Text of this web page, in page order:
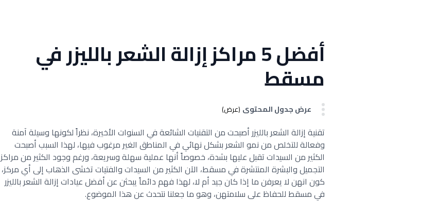
أفضل 5 مراكز إزالة الشعر بالليزر في
مسقط
عرض جدول المحتوى (عرض)
تقنية إزالة الشعر بالليزر أصبحت من التقنيات الشائعة في السنوات الأخيرة، نظراً لكونها وسيلة آمنة
وفعالة للتخلص من نمو الشعر بشكل نهائي في المناطق الغير مرغوب فيها، لهذا السبب أصبحت
الكثير من السيدات تقبل عليها بشدة، خصوصاً أنها عملية سهلة وسريعة، ورغم وجود الكثير من مراكز
التجميل والبشرة المنتشرة في مسقط، الآن الكثير من السيدات والفتيات تخشى الذهاب إلى أي مركز،
كون انهن لا يعرفن ما إذا كان جيد أم لا، لهذا فهم دائماً يبحثن عن أفضل عيادات إزالة الشعر بالليزر
في مسقط للحفاظ على سلامتهن، وهو ما جعلنا نتحدث عن هذا الموضوع.